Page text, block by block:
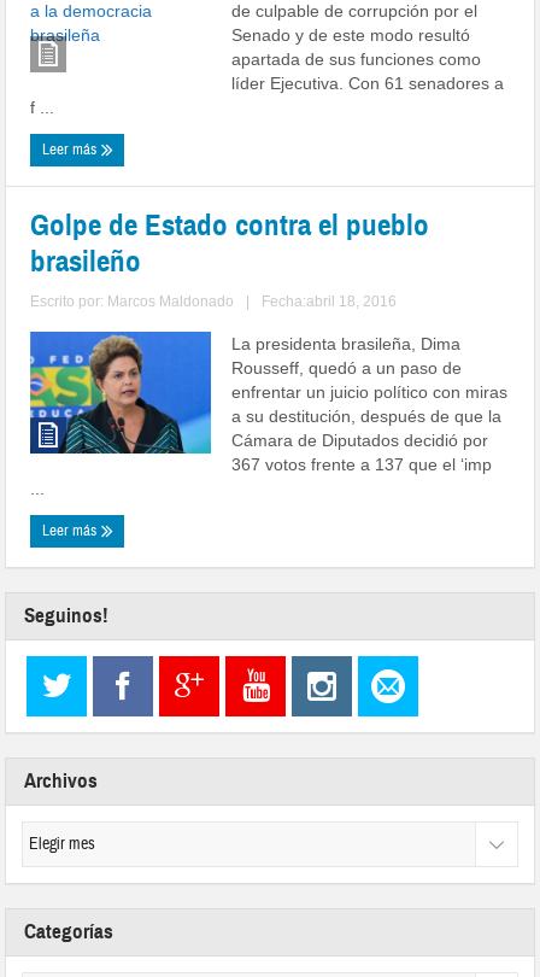
de culpable de corrupción por el
Senado y de este modo resultó
apartada de sus funciones como
líder Ejecutiva. Con 61 senadores a
f ...
Leer más
Golpe de Estado contra el pueblo
brasileño
Escrito por: Marcos Maldonado Fecha:abril 18, 2016
La presidenta brasileña, Dima
Rousseff, quedó a un paso de
enfrentar un juicio político con miras
a su destitución, después de que la
Cámara de Diputados decidió por
367 votos frente a 137 que el ‘imp
...
Leer más
Seguinos!
Archivos
Categorías